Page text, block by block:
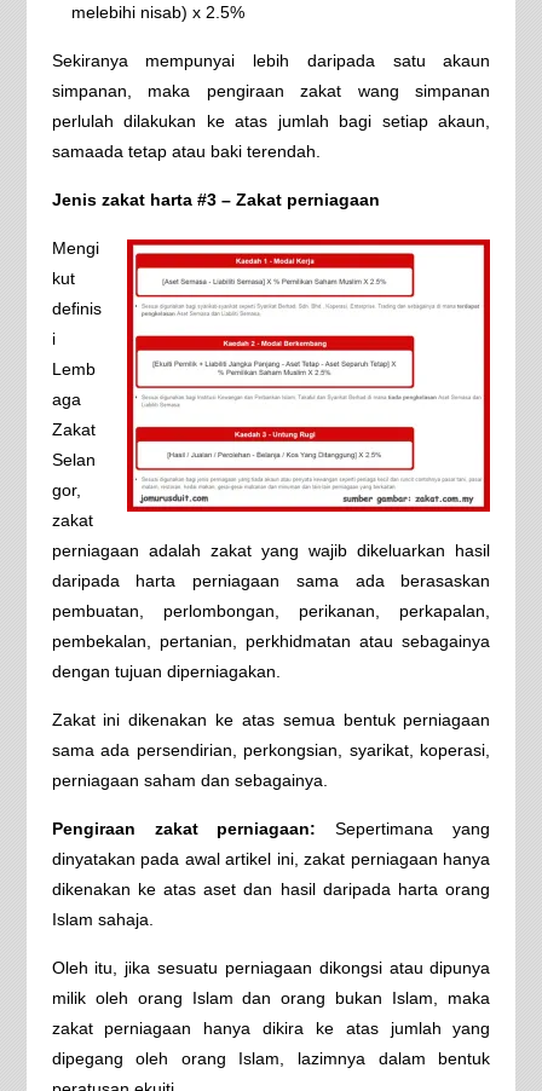
melebihi nisab) x 2.5%
Sekiranya mempunyai lebih daripada satu akaun
simpanan, maka pengiraan zakat wang simpanan
perlulah dilakukan ke atas jumlah bagi setiap akaun,
samaada tetap atau baki terendah.
Jenis zakat harta #3 – Zakat perniagaan
Mengi
kut
definis
i
Lemb
aga
Zakat
Selan
gor,
zakat
perniagaan adalah zakat yang wajib dikeluarkan hasil
daripada harta perniagaan sama ada berasaskan
pembuatan, perlombongan, perikanan, perkapalan,
pembekalan, pertanian, perkhidmatan atau sebagainya
dengan tujuan diperniagakan.
Zakat ini dikenakan ke atas semua bentuk perniagaan
sama ada persendirian, perkongsian, syarikat, koperasi,
perniagaan saham dan sebagainya.
Pengiraan zakat perniagaan: Sepertimana yang
dinyatakan pada awal artikel ini, zakat perniagaan hanya
dikenakan ke atas aset dan hasil daripada harta orang
Islam sahaja.
Oleh itu, jika sesuatu perniagaan dikongsi atau dipunya
milik oleh orang Islam dan orang bukan Islam, maka
zakat perniagaan hanya dikira ke atas jumlah yang
dipegang oleh orang Islam, lazimnya dalam bentuk